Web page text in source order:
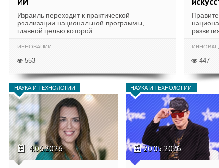
Израиль переходит к практической
реализации национальной программы,
главной целью которой...
ИННОВАЦИИ
553 447
НАУКА И ТЕХНОЛОГИИ
4.06.2026
НАУКА И ТЕХНОЛОГИИ
20.05.2026